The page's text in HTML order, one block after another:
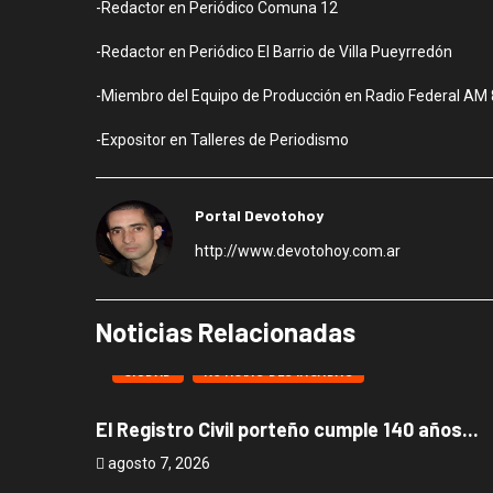
-Redactor en Periódico Comuna 12
-Redactor en Periódico El Barrio de Villa Pueyrredón
-Miembro del Equipo de Producción en Radio Federal AM
-Expositor en Talleres de Periodismo
Portal Devotohoy
http://www.devotohoy.com.ar
Noticias Relacionadas
CIUDAD NOTICIAS DESTACADAS
El Registro Civil porteño cumple 140 años...
agosto 7, 2026